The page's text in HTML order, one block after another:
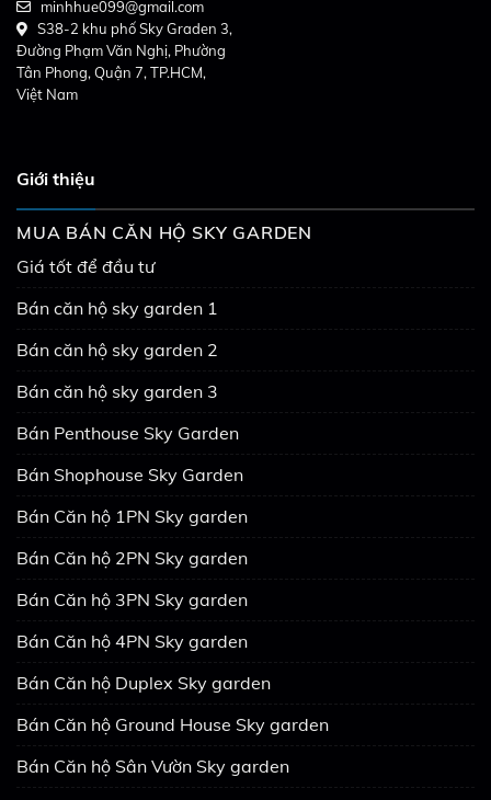
minhhue099@gmail.com
S38-2 khu phố Sky Graden 3,
Đường Phạm Văn Nghị, Phường
Tân Phong, Quận 7, TP.HCM,
Việt Nam
Giới thiệu
MUA BÁN CĂN HỘ SKY GARDEN
Giá tốt để đầu tư
Bán căn hộ sky garden 1
Bán căn hộ sky garden 2
Bán căn hộ sky garden 3
Bán Penthouse Sky Garden
Bán Shophouse Sky Garden
Bán Căn hộ 1PN Sky garden
Bán Căn hộ 2PN Sky garden
Bán Căn hộ 3PN Sky garden
Bán Căn hộ 4PN Sky garden
Bán Căn hộ Duplex Sky garden
Bán Căn hộ Ground House Sky garden
Bán Căn hộ Sân Vườn Sky garden